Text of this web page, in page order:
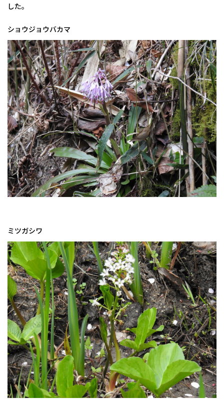
した。
ショウジョウバカマ
ミツガシワ